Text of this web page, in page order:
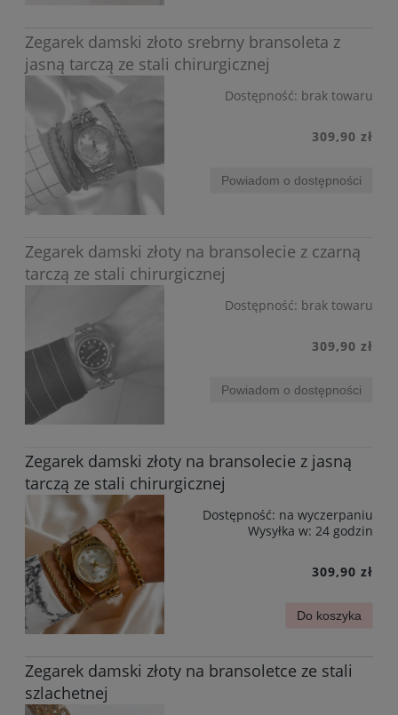
Zegarek damski złoto srebrny bransoleta z
jasną tarczą ze stali chirurgicznej
Dostępność: brak towaru
309,90 zł
Powiadom o dostępności
Zegarek damski złoty na bransolecie z czarną
tarczą ze stali chirurgicznej
Dostępność: brak towaru
309,90 zł
Powiadom o dostępności
Zegarek damski złoty na bransolecie z jasną
tarczą ze stali chirurgicznej
Dostępność: na wyczerpaniu
Wysyłka w: 24 godzin
309,90 zł
Do koszyka
Zegarek damski złoty na bransoletce ze stali
szlachetnej